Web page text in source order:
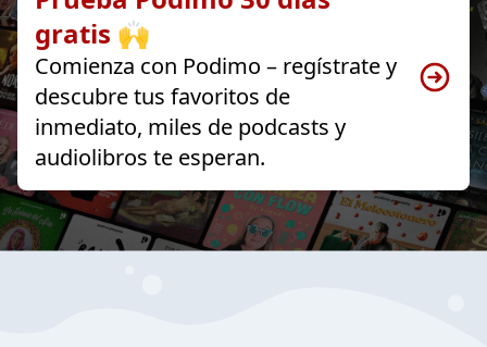
gratis 🙌
Comienza con Podimo – regístrate y
descubre tus favoritos de
inmediato, miles de podcasts y
audiolibros te esperan.